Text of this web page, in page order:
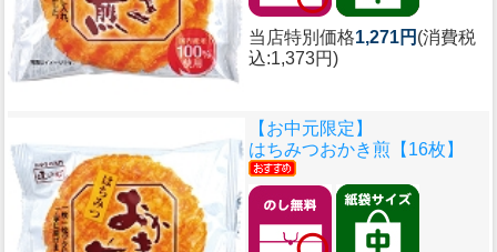
当店特別価格1,271円 (消費税
込:1,373円)
【お中元限定】
はちみつおかき煎【16枚】